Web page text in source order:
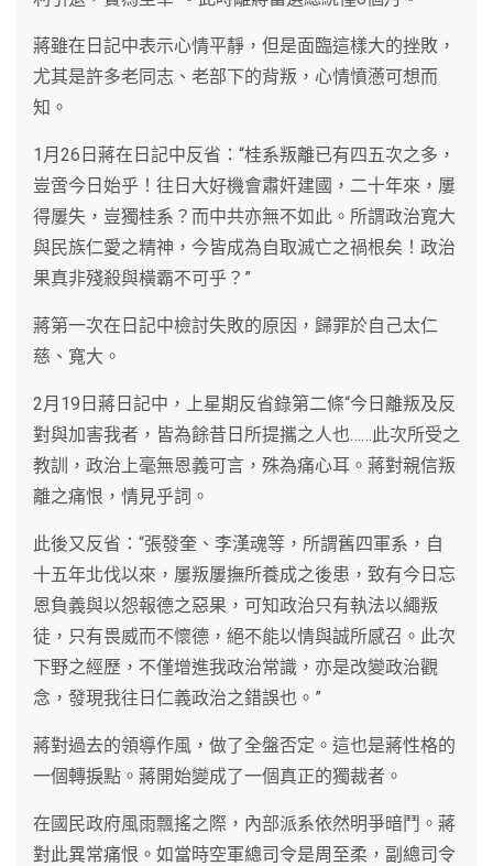
蔣雖在日記中表示心情平靜，但是面臨這樣大的挫敗，
尤其是許多老同志、老部下的背叛，心情憤懣可想而
知。
1月26日蔣在日記中反省：“桂系叛離已有四五次之多，
豈啻今日始乎！往日大好機會肅奸建國，二十年來，屢
得屢失，豈獨桂系？而中共亦無不如此。所謂政治寬大
與民族仁愛之精神，今皆成為自取滅亡之禍根矣！政治
果真非殘殺與橫霸不可乎？”
蔣第一次在日記中檢討失敗的原因，歸罪於自己太仁
慈、寬大。
2月19日蔣日記中，上星期反省錄第二條“今日離叛及反
對與加害我者，皆為餘昔日所提攜之人也……此次所受之
教訓，政治上毫無恩義可言，殊為痛心耳。蔣對親信叛
離之痛恨，情見乎詞。
此後又反省：“張發奎、李漢魂等，所謂舊四軍系，自
十五年北伐以來，屢叛屢撫所養成之後患，致有今日忘
恩負義與以怨報德之惡果，可知政治只有執法以繩叛
徒，只有畏威而不懷德，絕不能以情與誠所感召。此次
下野之經歷，不僅增進我政治常識，亦是改變政治觀
念，發現我往日仁義政治之錯誤也。”
蔣對過去的領導作風，做了全盤否定。這也是蔣性格的
一個轉捩點。蔣開始變成了一個真正的獨裁者。
在國民政府風雨飄搖之際，內部派系依然明爭暗鬥。蔣
對此異常痛恨。如當時空軍總司令是周至柔，副總司令